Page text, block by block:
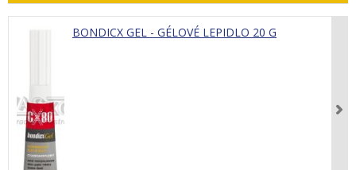
BONDICX GEL - GÉLOVÉ LEPIDLO 20 G